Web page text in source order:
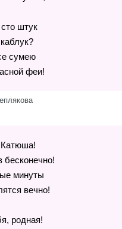
штук
сумею
феи!
бесконечно!
минуты
вечно!
родная!